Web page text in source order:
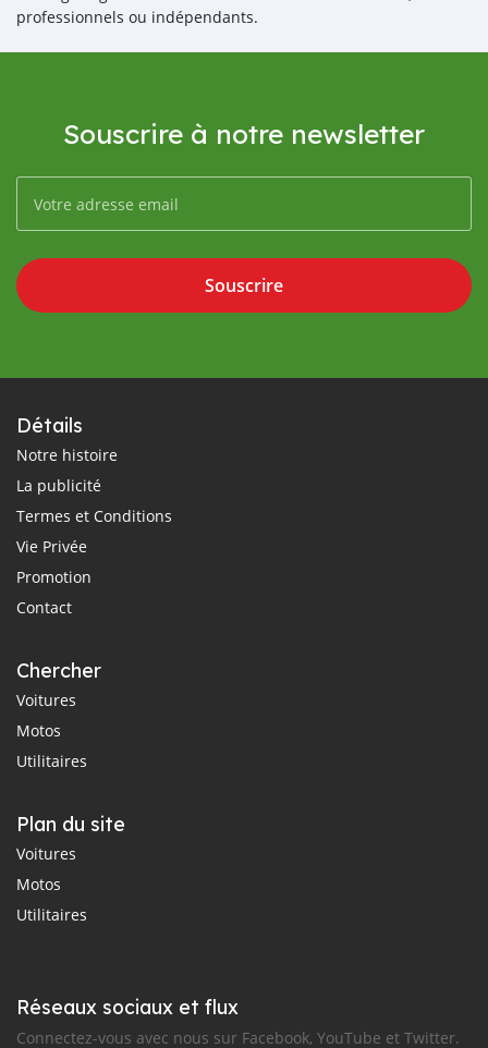
professionnels ou indépendants.
Souscrire à notre newsletter
Souscrire
Détails
Notre histoire
La publicité
Termes et Conditions
Vie Privée
Promotion
Contact
Chercher
Voitures
Motos
Utilitaires
Plan du site
Voitures
Motos
Utilitaires
Réseaux sociaux et flux
Connectez-vous avec nous sur Facebook, YouTube et Twitter.